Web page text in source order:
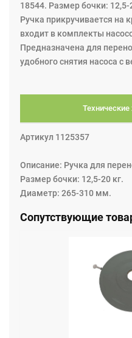
18544. Размер бочки:
Ручка прикручивается на
входит в комплекты
Предназначена для
удобного снятия насоса с
Технические
Артикул 1125357
Описание: Ручка для
Размер бочки: 12,5-20 кг.
Диаметр: 265-310 мм.
Сопутствующие